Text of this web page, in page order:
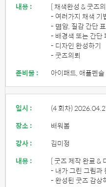
내용 :
[ 채색완성 & 굿즈
- 여러가지 채색 기
- 몀암, 질감 간단
- 배경색 또는 간단
- 디자인 완성하기
- 굿즈의뢰
준비물 :
아이패드, 애플펜슬
일시 : (4 회차)
장소 :
배워봄
강사 :
김미정
내용 :
[ 굿즈 제작 완료 &
- 내가 그린 그림과
- 완성된 굿즈 감상